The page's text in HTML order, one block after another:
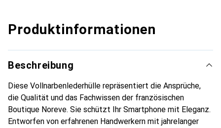
Produktinformationen
Beschreibung
Diese Vollnarbenlederhülle repräsentiert die Ansprüche,
die Qualität und das Fachwissen der französischen
Boutique Noreve. Sie schützt Ihr Smartphone mit Eleganz.
Entworfen von erfahrenen Handwerkern mit jahrelanger